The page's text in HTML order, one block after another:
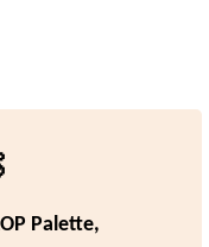
Palette,